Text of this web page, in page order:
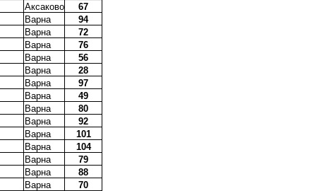
Аксаково
67
Варна
94
Варна
72
Варна
76
Варна
56
Варна
28
Варна
97
Варна
49
Варна
80
Варна
92
Варна
101
Варна
104
Варна
79
Варна
88
Варна
70